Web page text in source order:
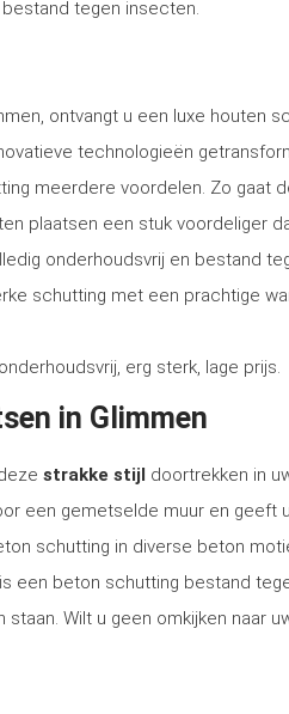
tegen insecten.
ontvangt u een luxe houten
technologieën
meerdere voordelen. Zo gaat
plaatsen een stuk voordeliger
onderhoudsvrij en bestand
schutting met een prachtige
erg sterk, lage prijs.
in Glimmen
strakke stijl doortrekken in
een gemetselde muur en geeft
schutting in diverse beton
is een beton schutting bestand
Wilt u geen omkijken naar